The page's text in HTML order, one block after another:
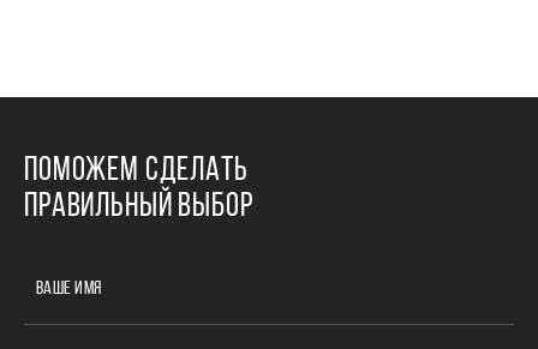
ПОМОЖЕМ СДЕЛАТЬ
ПРАВИЛЬНЫЙ ВЫБОР
ВАШЕ ИМЯ